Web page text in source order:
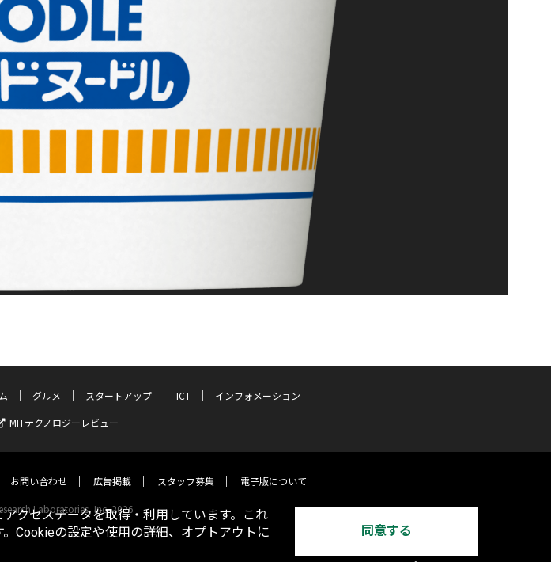
グルメ スタートアップ ICT
インフォメーション
MITテクノロジーレビュー
お問い合わせ 広告掲載 スタッフ募集 電子版について
Laboratories, Inc. 2026
クセスデータを取得・利用しています。これ
Cookieの設定や使用の詳細、オプトアウトに
同意する